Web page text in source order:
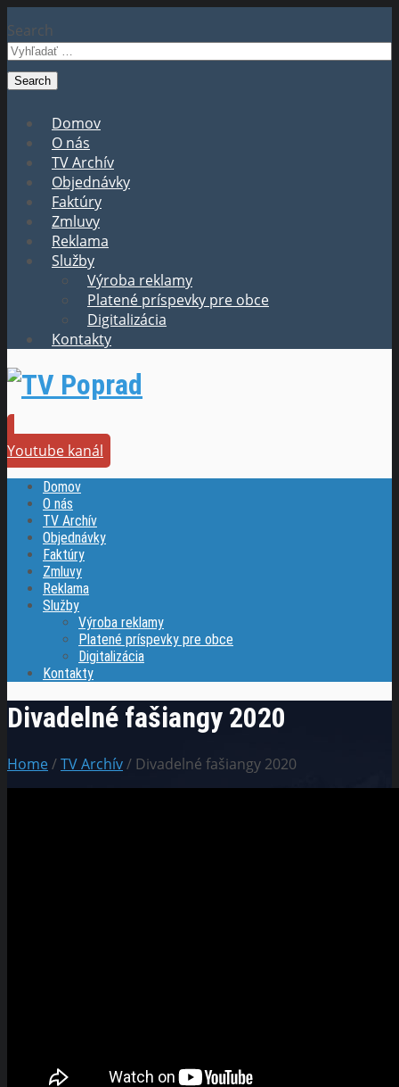
Search
Domov
O nás
TV Archív
Objednávky
Faktúry
Zmluvy
Reklama
Služby
Výroba reklamy
Platené príspevky pre obce
Digitalizácia
Kontakty
Youtube kanál
Domov
O nás
TV Archív
Objednávky
Faktúry
Zmluvy
Reklama
Služby
Výroba reklamy
Platené príspevky pre obce
Digitalizácia
Kontakty
Divadelné fašiangy 2020
Home/TV Archív/ Divadelné fašiangy 2020